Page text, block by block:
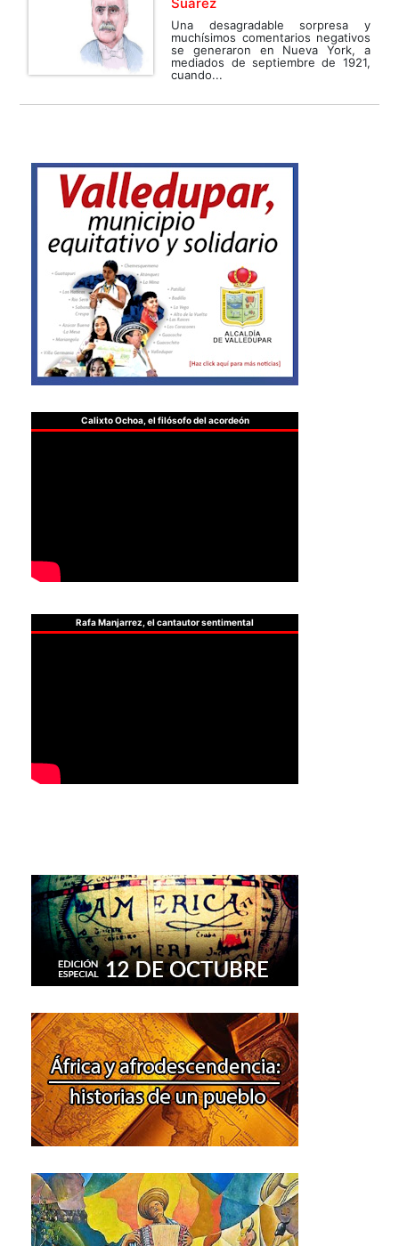
Suárez
Una desagradable sorpresa y
muchísimos comentarios negativos
se generaron en Nueva York, a
mediados de septiembre de 1921,
cuando...
Calixto Ochoa, el filósofo del acordeón
Rafa Manjarrez, el cantautor sentimental